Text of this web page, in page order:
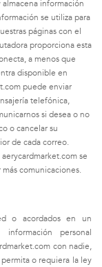
información
se utiliza para
páginas con el
proporciona esta
a menos que
disponible en
puede enviar
telefónica,
si desea o no
o cancelar su
de cada correo.
se
comunicaciones.
o acordados en un
personal
con nadie,
o requiera la ley